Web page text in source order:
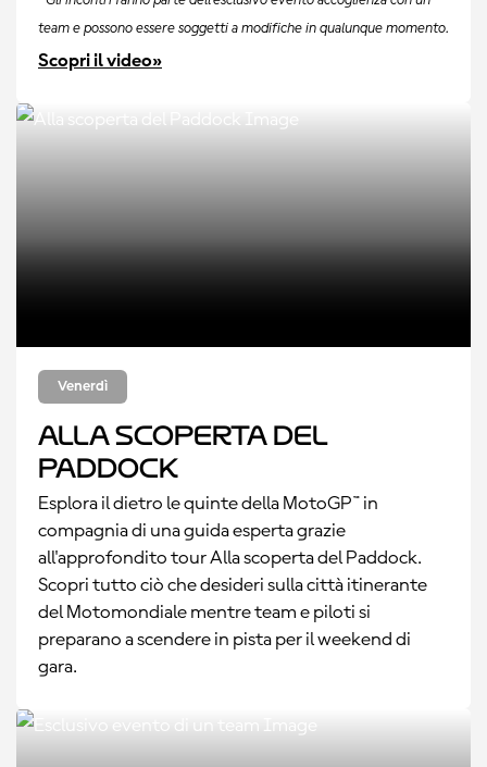
team e possono essere soggetti a modifiche in qualunque momento.
Scopri il video»
Venerdì
Alla scoperta del
Paddock
Esplora il dietro le quinte della MotoGP™ in
compagnia di una guida esperta grazie
all'approfondito tour Alla scoperta del Paddock.
Scopri tutto ciò che desideri sulla città itinerante
del Motomondiale mentre team e piloti si
preparano a scendere in pista per il weekend di
gara.